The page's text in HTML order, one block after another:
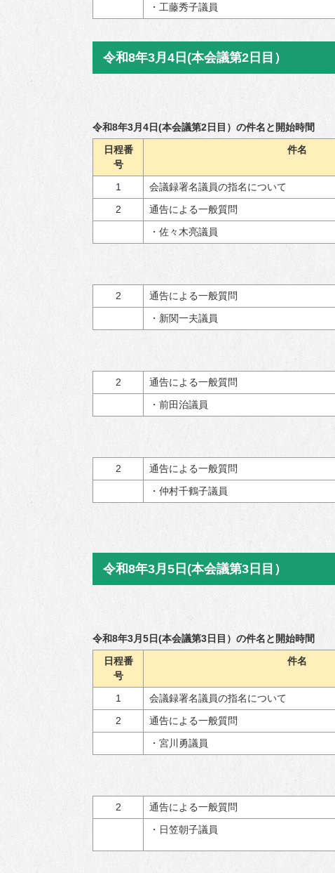
・工藤秀子議員
令和8年3月4日(本会議第2日目）
令和8年3月4日(本会議第2日目）の件名と開始時間
日程番
号
件名
1 会議録署名議員の指名について
2
通告による一般質問
・佐々木亮議員
2
通告による一般質問
・新関一夫議員
2
通告による一般質問
・前田治議員
2
通告による一般質問
・仲村千鶴子議員
令和8年3月5日(本会議第3日目）
令和8年3月5日(本会議第3日目）の件名と開始時間
日程番
号
件名
1 会議録署名議員の指名について
2
通告による一般質問
・宮川勇議員
2
通告による一般質問
・日笠朝子議員